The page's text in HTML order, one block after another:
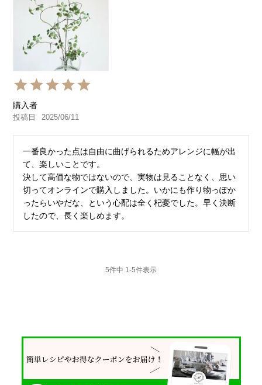
購入者
投稿日 2025/06/11
一番良かった点は自由に曲げられるためアレンジに幅が出
て、楽しいことです。
決して高価な物ではないので、実物は見ることなく、思い
切ってオンラインで購入しました。いかにも作り物っぽか
ったらいやだな、という心配は全く杞憂でした。早く決断
したので、長く楽しめます。
5件中 1-5件表示